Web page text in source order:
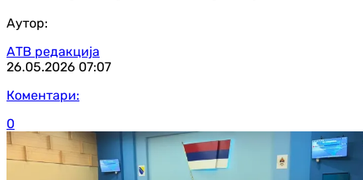
Аутор:
АТВ редакција
26.05.2026 07:07
Коментари:
0